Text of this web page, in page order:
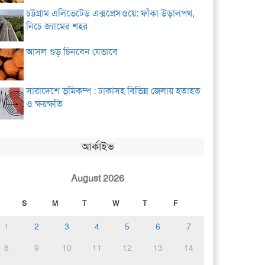
চট্টগ্রাম এলিভেটেড এক্সপ্রেসওয়ে: ফাঁকা উড়ালপথ,
নিচে জ্যামের শহর
আসল গুড় চিনবেন যেভাবে
সারাদেশে ভূমিকম্প : ঢাকাসহ বিভিন্ন জেলায় হতাহত
ও ক্ষয়ক্ষতি
আর্কাইভ
August 2026
S M T W T F
1 2 3 4 5 6
7
8
9 10 11 12 13
14